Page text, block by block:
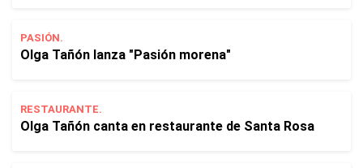
PASIÓN.
Olga Tañón lanza "Pasión morena"
RESTAURANTE.
Olga Tañón canta en restaurante de Santa Rosa